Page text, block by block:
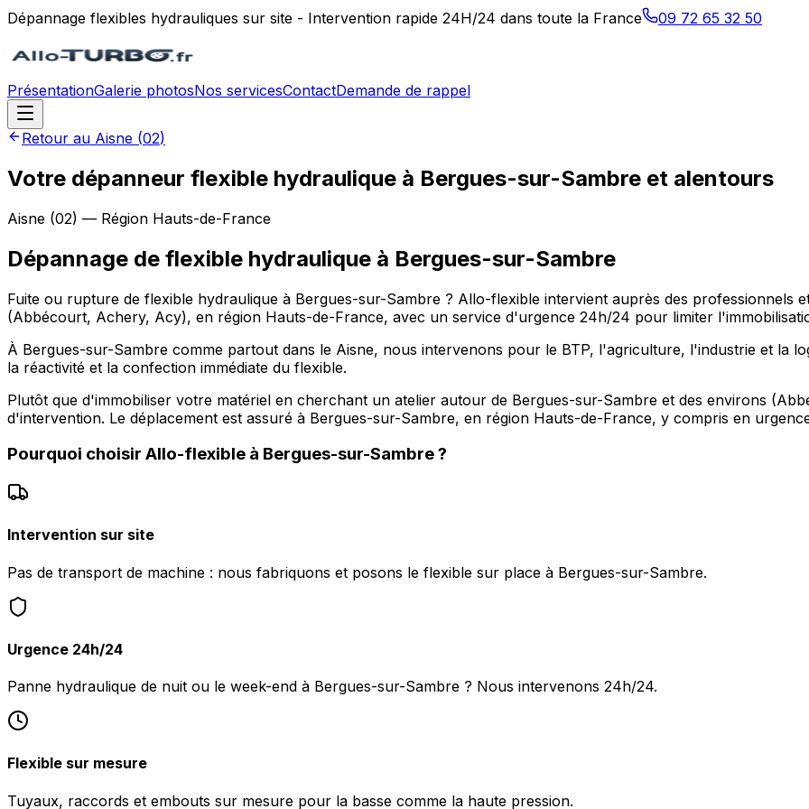
Dépannage flexibles hydrauliques sur site - Intervention rapide 24H/24 dans toute la France 09 72 65 32 50
PrésentationGalerie photosNos servicesContactDemande de rappel
Retour au Aisne (02)
Votre dépanneur flexible hydraulique à Bergues-sur-Sambre et alentours
Aisne (02) — Région Hauts-de-France
Dépannage de flexible hydraulique à Bergues-sur-Sambre
Fuite ou rupture de flexible hydraulique à Bergues-sur-Sambre ? Allo-flexible intervient auprès des professionnels
(Abbécourt, Achery, Acy), en région Hauts-de-France, avec un service d'urgence 24h/24 pour limiter
À Bergues-sur-Sambre comme partout dans le Aisne, nous intervenons pour le BTP, l'agriculture, l'industrie et la
la réactivité et la confection immédiate du flexible.
Plutôt que d'immobiliser votre matériel en cherchant un atelier autour de Bergues-sur-Sambre et des environs
d'intervention. Le déplacement est assuré à Bergues-sur-Sambre, en région Hauts-de-France, y compris en
Pourquoi choisir Allo-flexible à Bergues-sur-Sambre?
Intervention sur site
Pas de transport de machine : nous fabriquons et posons le flexible sur place à Bergues-sur-Sambre.
Urgence 24h/24
Panne hydraulique de nuit ou le week-end à Bergues-sur-Sambre ? Nous intervenons 24h/24.
Flexible sur mesure
Tuyaux, raccords et embouts sur mesure pour la basse comme la haute pression.